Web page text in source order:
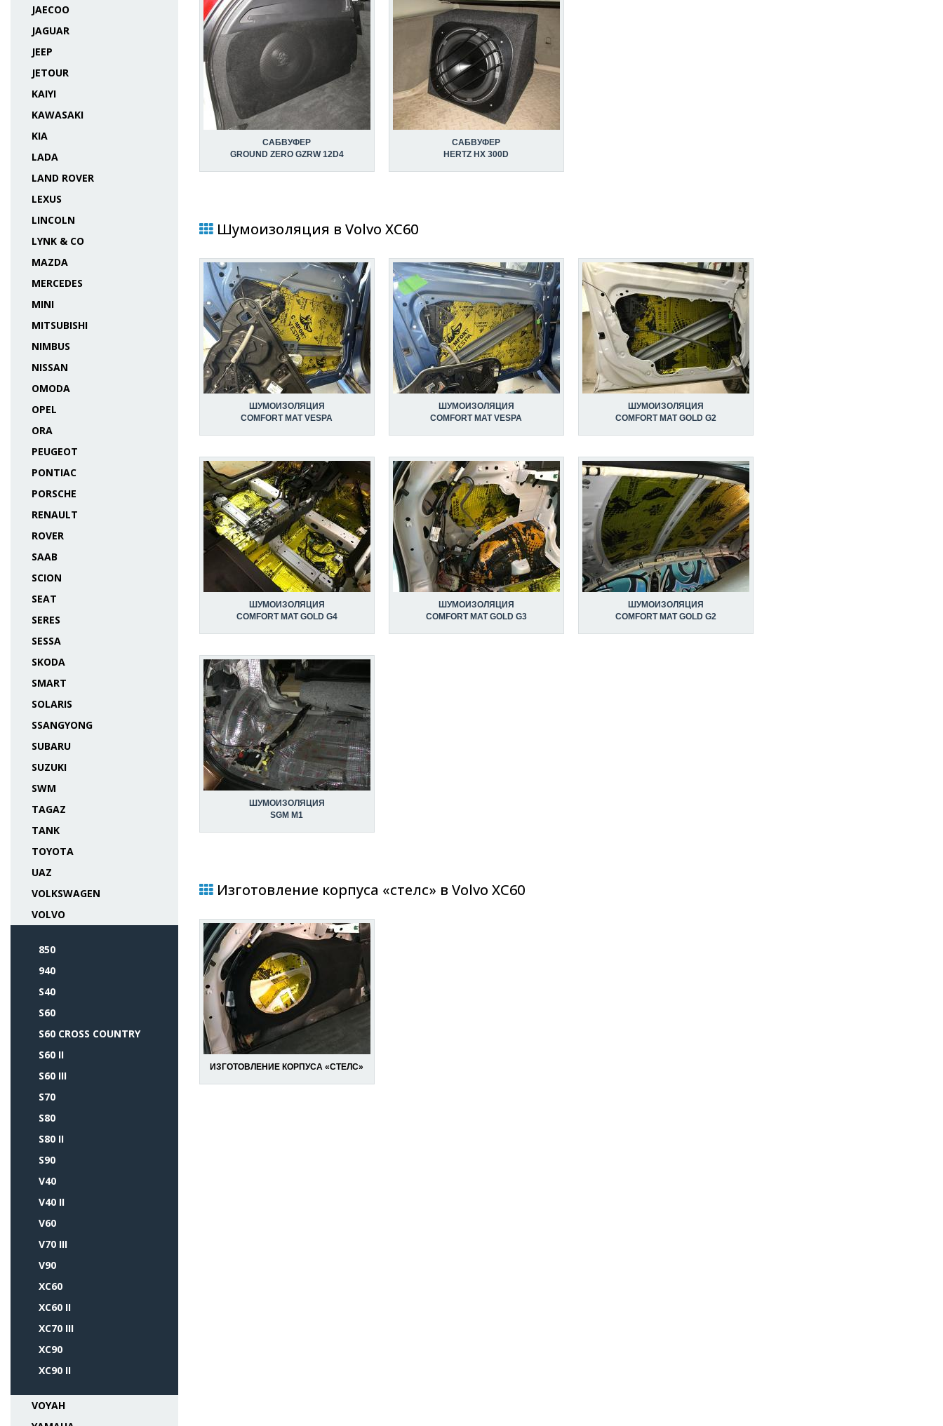
JAECOO
JAGUAR
JEEP
JETOUR
KAIYI
KAWASAKI
KIA
LADA
LAND ROVER
LEXUS
LINCOLN
LYNK & CO
MAZDA
MERCEDES
MINI
MITSUBISHI
NIMBUS
NISSAN
OMODA
OPEL
ORA
PEUGEOT
PONTIAC
PORSCHE
RENAULT
ROVER
SAAB
SCION
SEAT
SERES
SESSA
SKODA
SMART
SOLARIS
SSANGYONG
SUBARU
SUZUKI
SWM
TAGAZ
TANK
TOYOTA
UAZ
VOLKSWAGEN
VOLVO
850
940
S40
S60
S60 CROSS COUNTRY
S60 II
S60 III
S70
S80
S80 II
S90
V40
V40 II
V60
V70 III
V90
XC60
XC60 II
XC70 III
XC90
XC90 II
VOYAH
САБВУФЕР
GROUND ZERO GZRW 12D4
САБВУФЕР
HERTZ HX 300D
Шумоизоляция в Volvo XC60
ШУМОИЗОЛЯЦИЯ
COMFORT MAT VESPA
ШУМОИЗОЛЯЦИЯ
COMFORT MAT VESPA
ШУМОИЗОЛЯЦИЯ
COMFORT MAT GOLD G2
ШУМОИЗОЛЯЦИЯ
COMFORT MAT GOLD G4
ШУМОИЗОЛЯЦИЯ
COMFORT MAT GOLD G3
ШУМОИЗОЛЯЦИЯ
COMFORT MAT GOLD G2
ШУМОИЗОЛЯЦИЯ
SGM M1
Изготовление корпуса «стелс» в Volvo XC60
ИЗГОТОВЛЕНИЕ КОРПУСА «СТЕЛС»